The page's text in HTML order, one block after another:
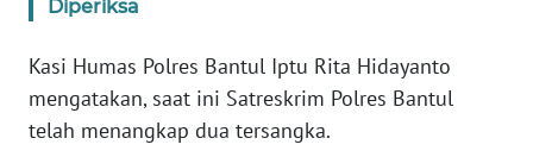
Diperiksa
Kasi Humas Polres Bantul Iptu Rita Hidayanto
mengatakan, saat ini Satreskrim Polres Bantul
telah menangkap dua tersangka.
News
WN
SUMUT